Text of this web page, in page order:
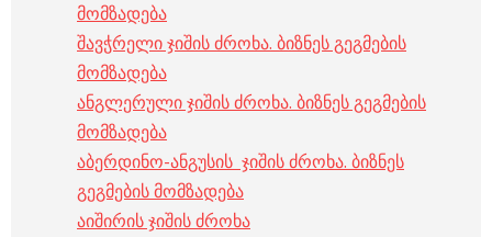
მომზადება
შავჭრელი ჯიშის ძროხა. ბიზნეს გეგმების
მომზადება
ანგლერული ჯიშის ძროხა. ბიზნეს გეგმების
მომზადება
აბერდინო-ანგუსის ჯიშის ძროხა. ბიზნეს
გეგმების მომზადება
აიშირის ჯიშის ძროხა